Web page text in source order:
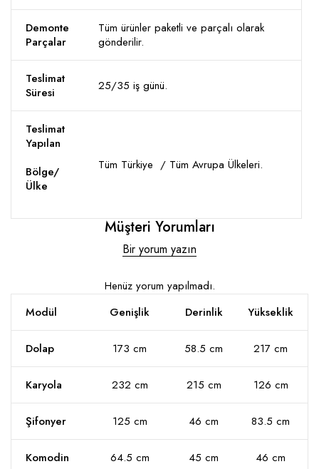
Demonte
Parçalar
Tüm ürünler paketli ve parçalı olarak
gönderilir.
Teslimat
Süresi
25/35 iş günü.
Teslimat
Yapılan
Bölge/
Ülke
Tüm Türkiye / Tüm Avrupa Ülkeleri.
Müşteri Yorumları
Bir yorum yazın
Henüz yorum yapılmadı.
Modül
Genişlik Derinlik Yükseklik
Dolap 173 cm 58.5 cm 217 cm
Karyola 232 cm 215 cm 126 cm
Şifonyer 125 cm 46 cm 83.5 cm
Komodin 64.5 cm 45 cm 46 cm